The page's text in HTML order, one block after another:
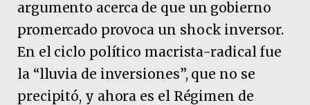
argumento acerca de que un gobierno
promercado provoca un shock inversor.
En el ciclo político macrista-radical fue
la “lluvia de inversiones”, que no se
precipitó, y ahora es el Régimen de